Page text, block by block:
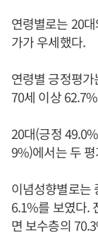
연령별로는 20
가가 우세했다.
연령별 긍정평
70세 이상
20대(긍정
9%)에서는 두
이념성향별로는
6.1%를 보였다.
면 보수층의